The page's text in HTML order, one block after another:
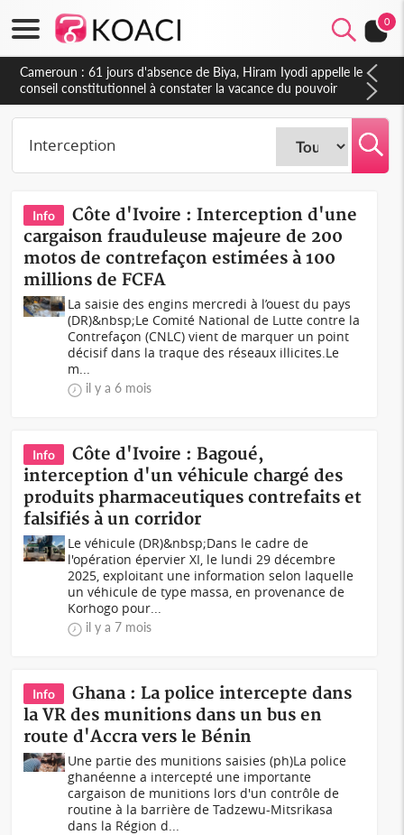
0
Cameroun : 61 jours d'absence de Biya, Hiram Iyodi appelle le
conseil constitutionnel à constater la vacance du pouvoir
Info
Côte d'Ivoire : Interception d'une
cargaison frauduleuse majeure de 200
motos de contrefaçon estimées à 100
millions de FCFA
La saisie des engins mercredi à l’ouest du pays
(DR)&nbsp;Le Comité National de Lutte contre la
Contrefaçon (CNLC) vient de marquer un point
décisif dans la traque des réseaux illicites.Le
m...
il y a 6 mois
Info
Côte d'Ivoire : Bagoué,
interception d'un véhicule chargé des
produits pharmaceutiques contrefaits et
falsifiés à un corridor
Le véhicule (DR)&nbsp;Dans le cadre de
l'opération épervier XI, le lundi 29 décembre
2025, exploitant une information selon laquelle
un véhicule de type massa, en provenance de
Korhogo pour...
il y a 7 mois
Info
Ghana : La police intercepte dans
la VR des munitions dans un bus en
route d'Accra vers le Bénin
Une partie des munitions saisies (ph)La police
ghanéenne a intercepté une importante
cargaison de munitions lors d'un contrôle de
routine à la barrière de Tadzewu-Mitsrikasa
dans la Région d...